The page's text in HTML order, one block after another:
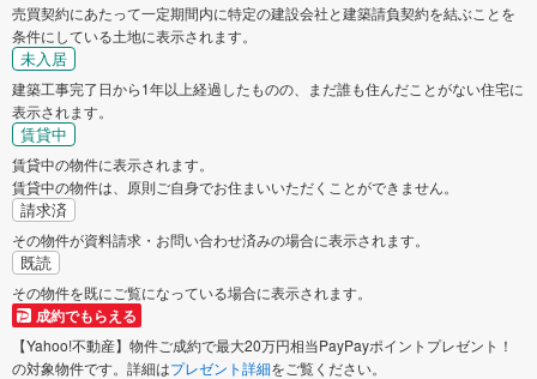
朝来市 淡路市
宍粟市 加東市
たつの市
多可郡多可町
加古郡播磨町
神崎郡福崎町 揖保郡太子町
売買契約にあたって一定期間内に特定の建設会社と建築請負契約を結ぶことを
条件にしている土地に表示されます。
未入居
建築工事完了日から1年以上経過したものの、まだ誰も住んだことがない住宅に
表示されます。
賃貸中
賃貸中の物件に表示されます。
賃貸中の物件は、原則ご自身でお住まいいただくことができません。
請求済
その物件が資料請求・お問い合わせ済みの場合に表示されます。
既読
その物件を既にご覧になっている場合に表示されます。
成約でもらえる
【Yahoo!不動産】物件ご成約で最大20万円相当PayPayポイントプレゼント！
の対象物件です。詳細はプレゼント詳細をご覧ください。